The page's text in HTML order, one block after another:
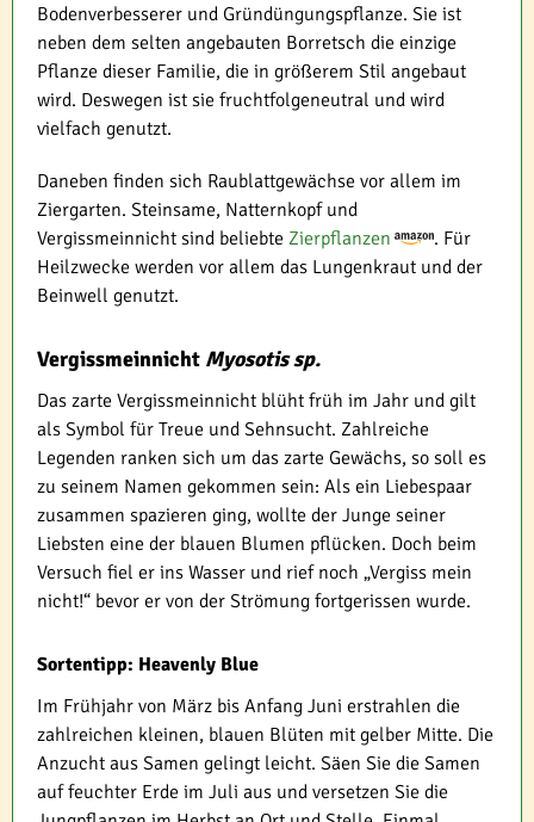
Bodenverbesserer und Gründüngungspflanze. Sie ist
neben dem selten angebauten Borretsch die einzige
Pflanze dieser Familie, die in größerem Stil angebaut
wird. Deswegen ist sie fruchtfolgeneutral und wird
vielfach genutzt.
Daneben finden sich Raublattgewächse vor allem im
Ziergarten. Steinsame, Natternkopf und
Vergissmeinnicht sind beliebte Zierpflanzen
. Für
Heilzwecke werden vor allem das Lungenkraut und der
Beinwell genutzt.
Vergissmeinnicht Myosotis sp.
Das zarte Vergissmeinnicht blüht früh im Jahr und gilt
als Symbol für Treue und Sehnsucht. Zahlreiche
Legenden ranken sich um das zarte Gewächs, so soll es
zu seinem Namen gekommen sein: Als ein Liebespaar
zusammen spazieren ging, wollte der Junge seiner
Liebsten eine der blauen Blumen pflücken. Doch beim
Versuch fiel er ins Wasser und rief noch „Vergiss mein
nicht!“ bevor er von der Strömung fortgerissen wurde.
Sortentipp: Heavenly Blue
Im Frühjahr von März bis Anfang Juni erstrahlen die
zahlreichen kleinen, blauen Blüten mit gelber Mitte. Die
Anzucht aus Samen gelingt leicht. Säen Sie die Samen
auf feuchter Erde im Juli aus und versetzen Sie die